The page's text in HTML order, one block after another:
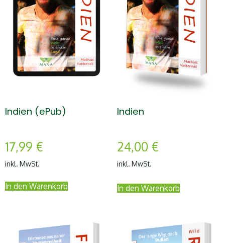
Indien (ePub)
17,99 €
inkl. MwSt.
In den Warenkorb
Indien
24,00 €
inkl. MwSt.
In den Warenkorb